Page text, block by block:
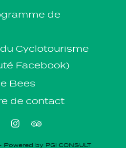
de
Cyclotourisme
Facebook)
Bees
de contact
Powered by PGI CONSULT